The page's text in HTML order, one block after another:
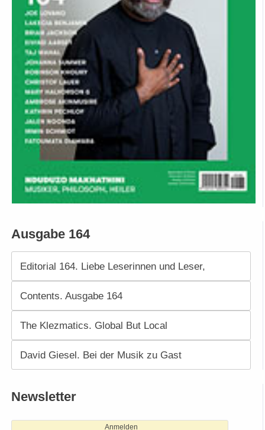
Ausgabe 164
Editorial 164. Liebe Leserinnen und Leser,
Contents. Ausgabe 164
The Klezmatics. Global But Local
David Giesel. Bei der Musik zu Gast
Newsletter
Anmelden